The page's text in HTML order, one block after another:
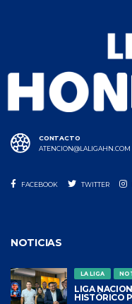
CONTACTO
ATENCION@LALIGAHN.COM
FACEBOOK TWITTER
NOTICIAS
LA LIGA
LIGA
HISTÓRICO